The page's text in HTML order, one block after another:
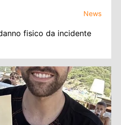
News
fisico da incidente